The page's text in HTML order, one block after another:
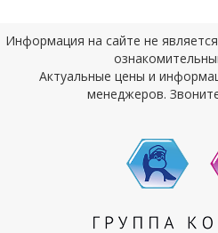
Информация на сайте не
Актуальные цены и
менеджеров.